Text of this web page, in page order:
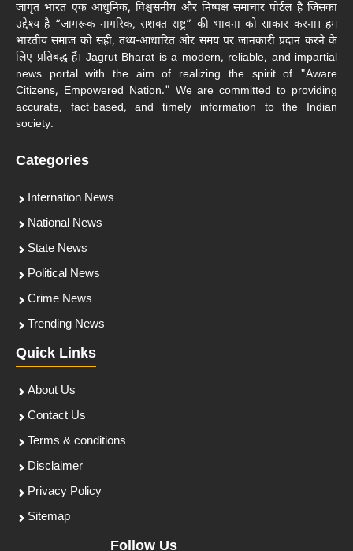
जागृत भारत एक आधुनिक, विश्वसनीय और निष्पक्ष समाचार पोर्टल है जिसका
उद्देश्य है “जागरूक नागरिक, सशक्त राष्ट्र” की भावना को साकार करना। हम
भारतीय समाज को सही, तथ्य-आधारित और समय पर जानकारी प्रदान करने के
लिए प्रतिबद्ध हैं। Jagrut Bharat is a modern, reliable, and impartial
news portal with the aim of realizing the spirit of "Aware
Citizens, Empowered Nation." We are committed to providing
accurate, fact-based, and timely information to the Indian
society.
Categories
Internation News
National News
State News
Political News
Crime News
Trending News
Quick Links
About Us
Contact Us
Terms & conditions
Disclaimer
Privacy Policy
Sitemap
Follow Us